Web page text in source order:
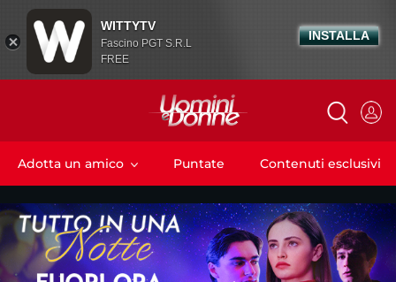
Adotta un amico Puntate Contenuti esclusivi
WITTYTV
Fascino PGT S.R.L
FREE
INSTALLA